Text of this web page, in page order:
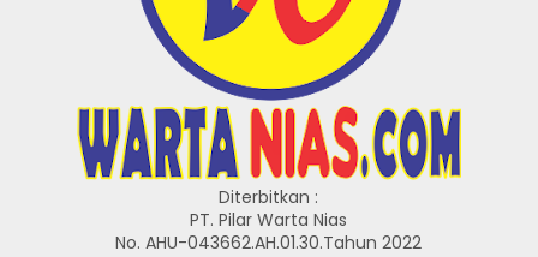
Diterbitkan :
PT. Pilar Warta Nias
No. AHU-043662.AH.01.30.Tahun 2022